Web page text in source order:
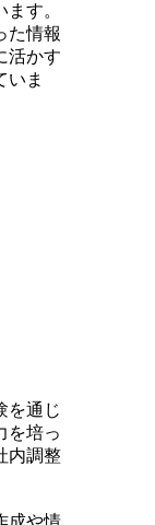
す。
た情報
活かす
いま
を通じ
を培っ
内調整
成や情